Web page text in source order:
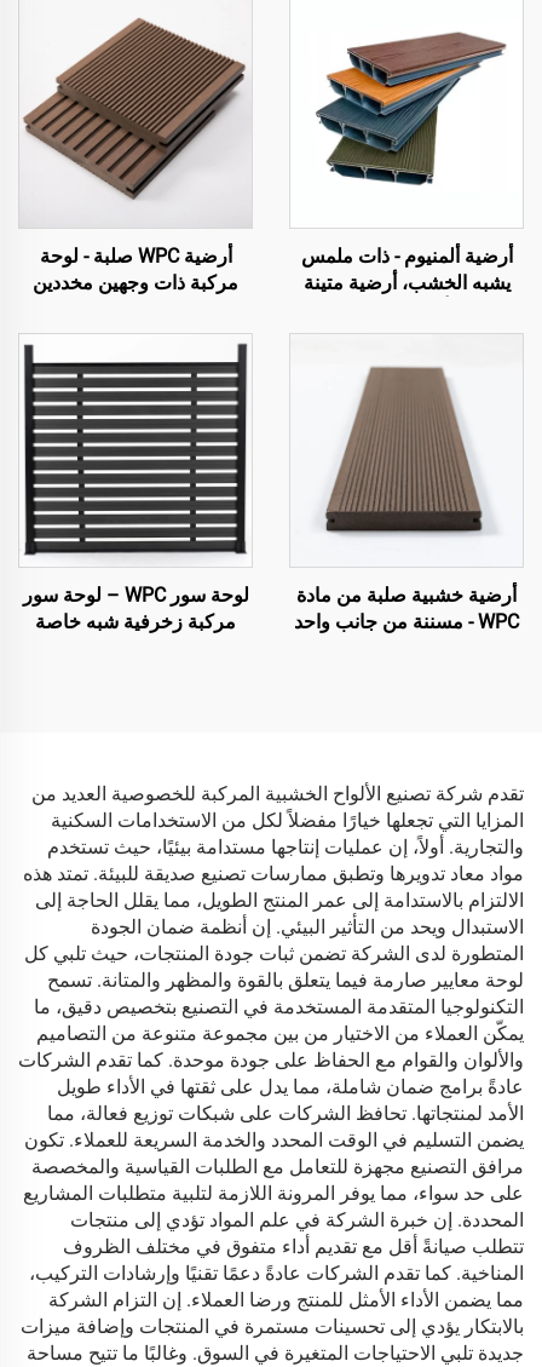
أرضية ألمنيوم - ذات ملمس
يشبه الخشب، أرضية متينة
أرضية WPC صلبة - لوحة
مركبة ذات وجهين مخددين
أرضية خشبية صلبة من مادة
WPC - مسننة من جانب واحد
لوحة سور WPC – لوحة سور
مركبة زخرفية شبه خاصة
تقدم شركة تصنيع الألواح الخشبية المركبة للخصوصية العديد من
المزايا التي تجعلها خيارًا مفضلاً لكل من الاستخدامات السكنية
والتجارية. أولاً، إن عمليات إنتاجها مستدامة بيئيًا، حيث تستخدم
مواد معاد تدويرها وتطبق ممارسات تصنيع صديقة للبيئة. تمتد هذه
الالتزام بالاستدامة إلى عمر المنتج الطويل، مما يقلل الحاجة إلى
الاستبدال ويحد من التأثير البيئي. إن أنظمة ضمان الجودة
المتطورة لدى الشركة تضمن ثبات جودة المنتجات، حيث تلبي كل
لوحة معايير صارمة فيما يتعلق بالقوة والمظهر والمتانة. تسمح
التكنولوجيا المتقدمة المستخدمة في التصنيع بتخصيص دقيق، ما
يمكّن العملاء من الاختيار من بين مجموعة متنوعة من التصاميم
والألوان والقوام مع الحفاظ على جودة موحدة. كما تقدم الشركات
عادةً برامج ضمان شاملة، مما يدل على ثقتها في الأداء طويل
الأمد لمنتجاتها. تحافظ الشركات على شبكات توزيع فعالة، مما
يضمن التسليم في الوقت المحدد والخدمة السريعة للعملاء. تكون
مرافق التصنيع مجهزة للتعامل مع الطلبات القياسية والمخصصة
على حد سواء، مما يوفر المرونة اللازمة لتلبية متطلبات المشاريع
المحددة. إن خبرة الشركة في علم المواد تؤدي إلى منتجات
تتطلب صيانةً أقل مع تقديم أداء متفوق في مختلف الظروف
المناخية. كما تقدم الشركات عادةً دعمًا تقنيًا وإرشادات التركيب،
مما يضمن الأداء الأمثل للمنتج ورضا العملاء. إن التزام الشركة
بالابتكار يؤدي إلى تحسينات مستمرة في المنتجات وإضافة ميزات
جديدة تلبي الاحتياجات المتغيرة في السوق. وغالبًا ما تتيح مساحة